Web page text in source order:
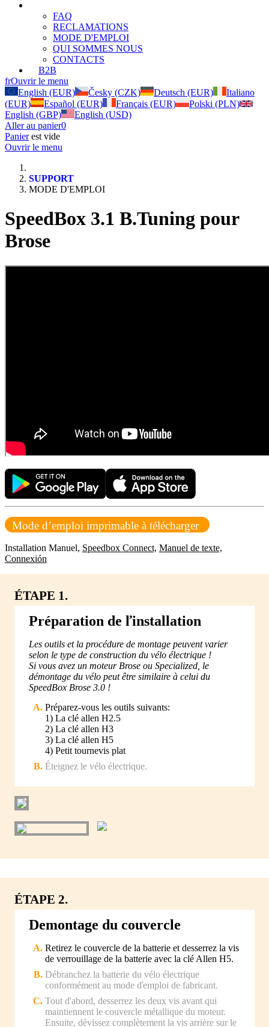
FAQ
RECLAMATIONS
MODE D'EMPLOI
QUI SOMMES NOUS
CONTACTS
B2B
frOuvrir le menu
English (EUR)
Česky (CZK) Deutsch (EUR)
Italiano
(EUR)
Español (EUR) Français (EUR)
Polski (PLN)
English (GBP)
English (USD)
Aller au panier0
Panierest vide
Ouvrir le menu
SUPPORT
MODE D'EMPLOI
SpeedBox 3.1 B.Tuning pour
Brose
Mode d’emploi imprimable à télécharger
Installation Manuel, Speedbox Connect, Manuel de texte,
Connexión
ÉTAPE 1.
Préparation de ľinstallation
Les outils et la procédure de montage peuvent varier
selon le type de construction du vélo électrique !
Si vous avez un moteur Brose ou Specialized, le
démontage du vélo peut être similaire à celui du
SpeedBox Brose 3.0 !
Préparez-vous les outils suivants:
1) La clé allen H2.5
2) La clé allen H3
3) La clé allen H5
4) Petit tournevis plat
Éteignez le vélo électrique.
ÉTAPE 2.
Demontage du couvercle
Retirez le couvercle de la batterie et desserrez la vis
de verrouillage de la batterie avec la clé Allen H5.
Débranchez la batterie du vélo électrique
conformément au mode ďemploi de fabricant.
Tout d'abord, desserrez les deux vis avant qui
maintiennent le couvercle métallique du moteur.
Ensuite, dévissez complètement la vis arrière sur le